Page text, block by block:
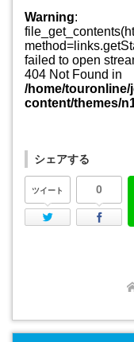
シェアする
ツイート
Twitter
0